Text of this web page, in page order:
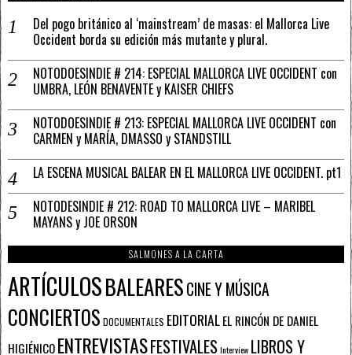
Del pogo británico al ‘mainstream’ de masas: el Mallorca Live
Occident borda su edición más mutante y plural.
NOTODOESINDIE # 214: ESPECIAL MALLORCA LIVE OCCIDENT con
UMBRA, LEÓN BENAVENTE y KAISER CHIEFS
NOTODOESINDIE # 213: ESPECIAL MALLORCA LIVE OCCIDENT con
CARMEN y MARÍA, DMASSO y STANDSTILL
LA ESCENA MUSICAL BALEAR EN EL MALLORCA LIVE OCCIDENT. pt1
NOTODESINDIE # 212: ROAD TO MALLORCA LIVE – MARIBEL
MAYANS y JOE ORSON
SALMONES A LA CARTA
ARTÍCULOSBALEARESCINE Y MÚSICA
CONCIERTOS DOCUMENTALES EDITORIALEL RINCÓN DE DANIEL
HIGIÉNICOENTREVISTASFESTIVALESInterview LIBROS Y